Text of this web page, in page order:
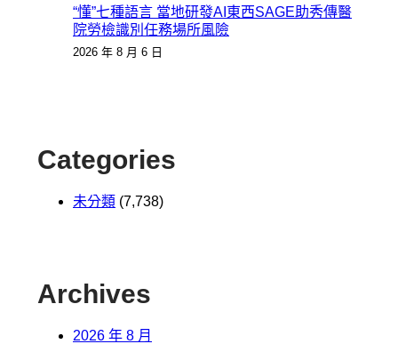
“懂”七種語言 當地研發AI東西SAGE助秀傳醫
院勞檢識別任務場所風險
2026 年 8 月 6 日
Categories
未分類 (7,738)
Archives
2026 年 8 月